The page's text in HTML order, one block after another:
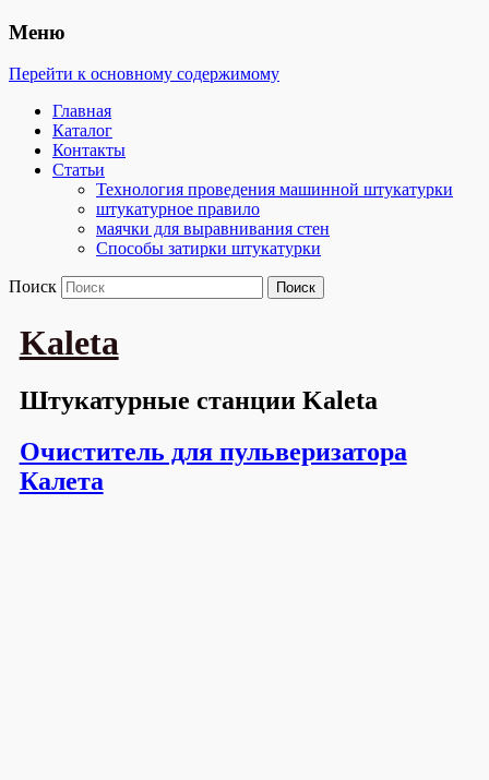
Меню
Перейти к основному содержимому
Главная
Каталог
Контакты
Статьи
Технология проведения машинной штукатурки
штукатурное правило
маячки для выравнивания стен
Способы затирки штукатурки
Поиск
Kaleta
Штукатурные станции Kaleta
Очиститель для пульверизатора
Калета